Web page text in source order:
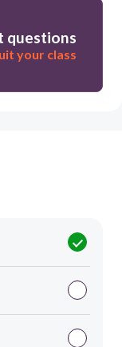
questions
your class